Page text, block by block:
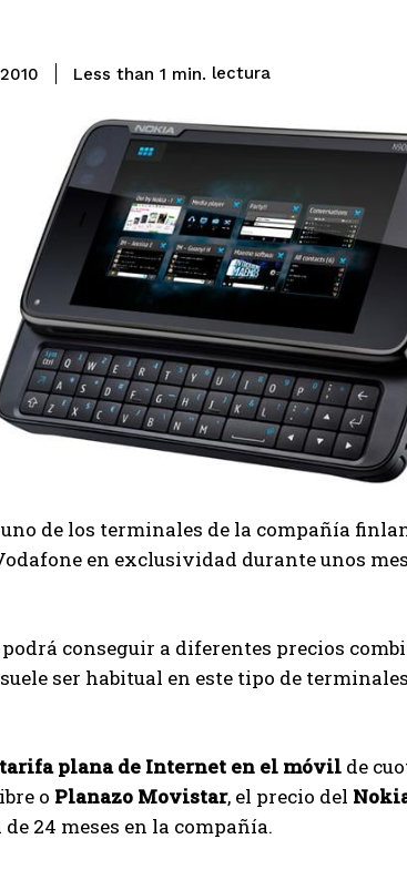
Less than 1 min. lectura
de los terminales de la compañía
en exclusividad durante unos
conseguir a diferentes precios
ser habitual en este tipo de
tarifa plana de Internet en el móvil de
o Planazo Movistar, el precio del
24 meses en la compañía.